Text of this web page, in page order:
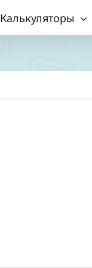
Калькуляторы